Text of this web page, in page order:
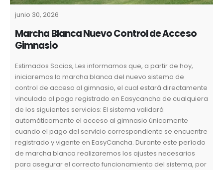
junio 30, 2026
Marcha Blanca Nuevo Control de Acceso
Gimnasio
Estimados Socios, Les informamos que, a partir de hoy,
iniciaremos la marcha blanca del nuevo sistema de
control de acceso al gimnasio, el cual estará directamente
vinculado al pago registrado en Easycancha de cualquiera
de los siguientes servicios: El sistema validará
automáticamente el acceso al gimnasio únicamente
cuando el pago del servicio correspondiente se encuentre
registrado y vigente en EasyCancha. Durante este período
de marcha blanca realizaremos los ajustes necesarios
para asegurar el correcto funcionamiento del sistema, por